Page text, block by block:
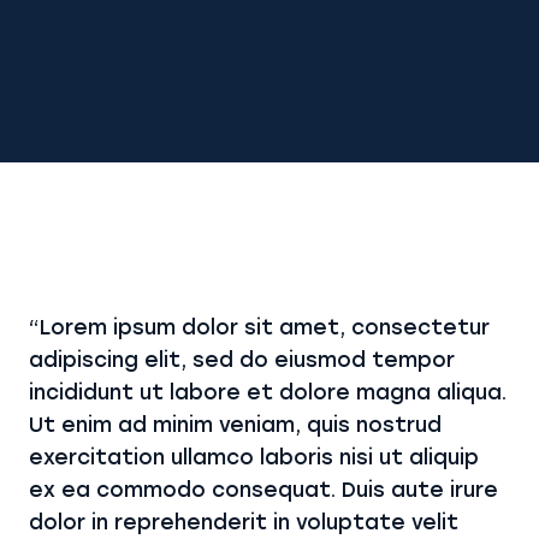
“Lorem ipsum dolor sit amet, consectetur
adipiscing elit, sed do eiusmod tempor
incididunt ut labore et dolore magna aliqua.
Ut enim ad minim veniam, quis nostrud
exercitation ullamco laboris nisi ut aliquip
ex ea commodo consequat. Duis aute irure
dolor in reprehenderit in voluptate velit